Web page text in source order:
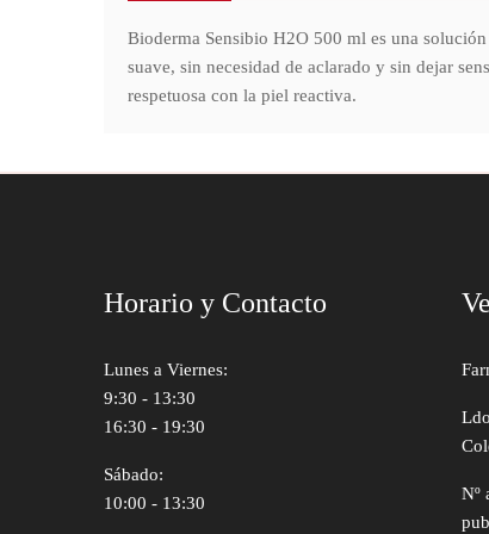
Bioderma Sensibio H2O 500 ml es una
suave, sin necesidad de aclarado y sin dejar
respetuosa con la piel reactiva.
Horario y Contacto
Lunes a Viernes:
9:30 - 13:30
16:30 - 19:30
Sábado:
10:00 - 13:30
Nº